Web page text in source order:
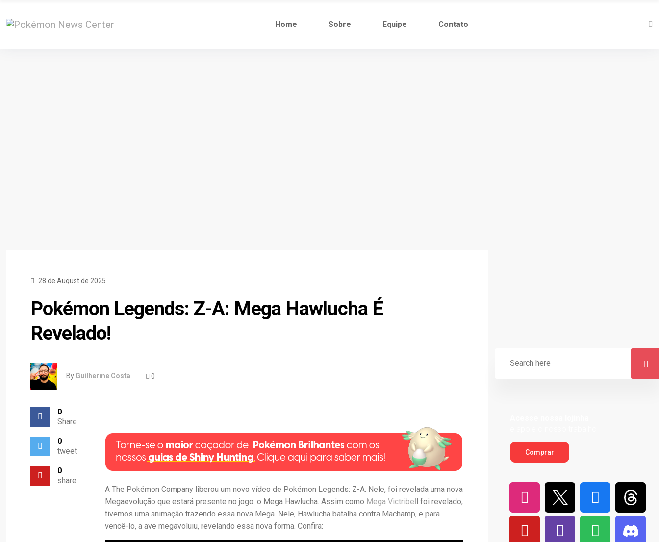
Home Sobre Equipe Contato
28 de August de 2025
Pokémon Legends: Z-A: Mega Hawlucha É
Revelado!
By Guilherme Costa 0
0
Share
0
tweet
0
share
A The Pokémon Company liberou um novo vídeo de Pokémon Legends: Z-A. Nele, foi revelada uma nova
Megaevolução que estará presente no jogo: o Mega Hawlucha. Assim como Mega Victribell foi revelado,
tivemos uma animação trazendo essa nova Mega. Nele, Hawlucha batalha contra Machamp, e para
vencê-lo, a ave megavoluiu, revelando essa nova forma. Confira:
Comprar